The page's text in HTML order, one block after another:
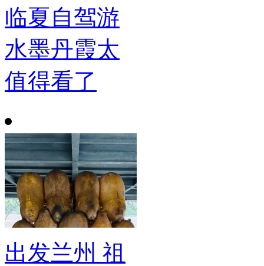
临夏自驾游
水墨丹霞太
值得看了
出发兰州 祖